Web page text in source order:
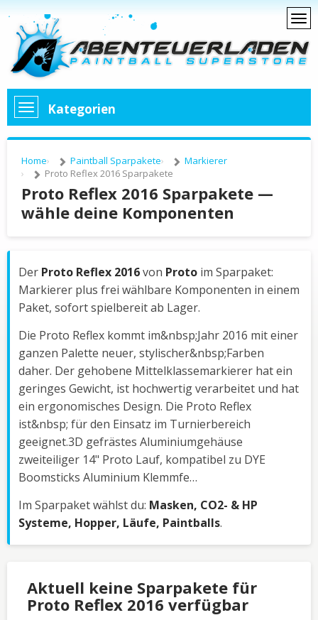
Kategorien
Home Paintball Sparpakete
Markierer
Proto Reflex 2016 Sparpakete
Proto Reflex 2016 Sparpakete —
wähle deine Komponenten
Der Proto Reflex 2016von Proto im Sparpaket:
Markierer plus frei wählbare Komponenten in einem
Paket, sofort spielbereit ab Lager.
Die Proto Reflex kommt im&nbsp;Jahr 2016 mit einer
ganzen Palette neuer, stylischer&nbsp;Farben
daher. Der gehobene Mittelklassemarkierer hat ein
geringes Gewicht, ist hochwertig verarbeitet und hat
ein ergonomisches Design. Die Proto Reflex
ist&nbsp; für den Einsatz im Turnierbereich
geeignet.3D gefrästes Aluminiumgehäuse
zweiteiliger 14" Proto Lauf, kompatibel zu DYE
Boomsticks Aluminium Klemmfe…
Im Sparpaket wählst du: Masken, CO2- & HP
Systeme, Hopper, Läufe, Paintballs.
Aktuell keine Sparpakete für
Proto Reflex 2016 verfügbar